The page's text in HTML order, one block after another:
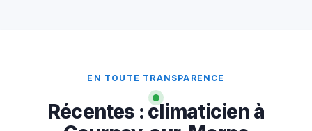
EN TOUTE TRANSPARENCE
Récentes : climaticien à